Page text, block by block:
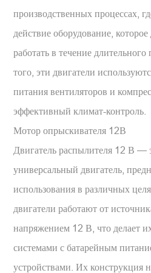
производственных процессах,
действие оборудование,
работать в течение
того, эти двигатели
питания вентиляторов и
эффективный климат-контроль.
Мотор опрыскивателя 12В
Двигатель распылителя 12 В —
универсальный двигатель,
использования в различных
двигатели работают от
напряжением 12 В, что делает
системами с батарейным
устройствами. Их конструкция